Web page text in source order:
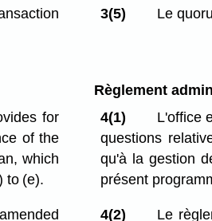
3(5) Le
for
of the
which
to (e).
Règlement
4(1)
L'office
questions
qu'à la gestion
présent
4(2) Le